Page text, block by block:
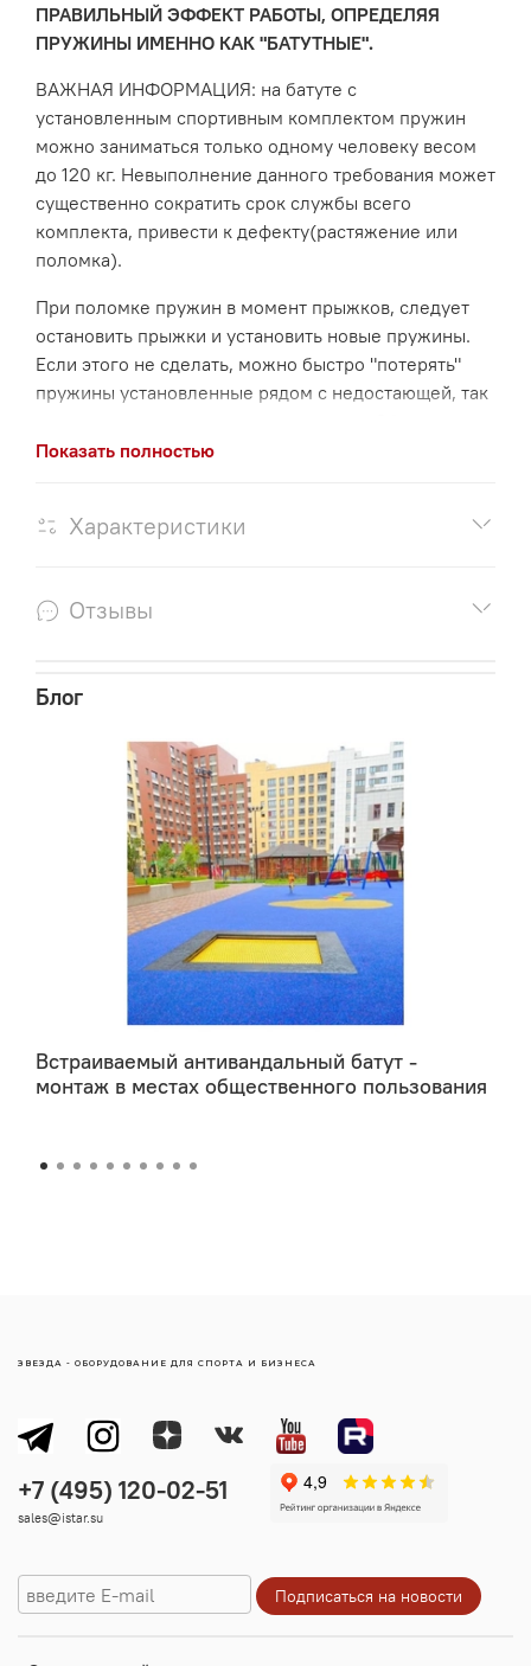
ПРАВИЛЬНЫЙ ЭФФЕКТ РАБОТЫ, ОПРЕДЕЛЯЯ
ПРУЖИНЫ ИМЕННО КАК "БАТУТНЫЕ".
ВАЖНАЯ ИНФОРМАЦИЯ: на батуте с
установленным спортивным комплектом пружин
можно заниматься только одному человеку весом
до 120 кг. Невыполнение данного требования может
существенно сократить срок службы всего
комплекта, привести к дефекту(растяжение или
поломка).
При поломке пружин в момент прыжков, следует
остановить прыжки и установить новые пружины.
Если этого не сделать, можно быстро "потерять"
пружины установленные рядом с недостающей, так
соблюдайте данное правило!
Следует понимать, что пружины, как и сетки для
самых сильных нагрузках из возможных, в
среднем, один раз в шесть месяцев или после
применении частными (на хоз.расчете и
самоокупаемости) батутными секциями и школами
по статистике пружины меняются по факту выхода
из строя, так называемого ― "битья" пружины
(частичное растяжение, искривление, перелом).
Показать полностью
Характеристики
Отзывы
Блог
Встраиваемый антивандальный батут -
монтаж в местах общественного пользования
sales@istar.su
ЗВЕЗДА - ОБОРУДОВАНИЕ ДЛЯ СПОРТА И БИЗНЕСА